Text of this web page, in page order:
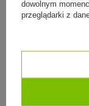
5272984533
Numer konta do
83 1140 2004 0000
dowolnym
przeglądarki z